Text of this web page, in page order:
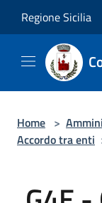
Regione Sicilia
Home >
Accordo tra enti